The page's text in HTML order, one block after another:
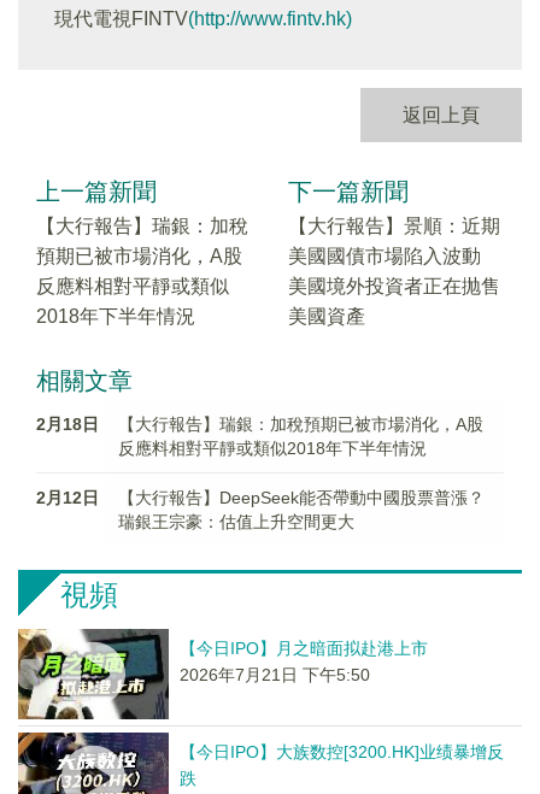
現代電視FINTV(http://www.fintv.hk)
返回上頁
上一篇新聞
【大行報告】瑞銀：加稅
預期已被市場消化，A股
反應料相對平靜或類似
2018年下半年情況
下一篇新聞
【大行報告】景順：近期
美國國債市場陷入波動
美國境外投資者正在抛售
美國資產
相關文章
2月18日
【大行報告】瑞銀：加稅預期已被市場消化，A股
反應料相對平靜或類似2018年下半年情況
2月12日
【大行報告】DeepSeek能否帶動中國股票普漲？
瑞銀王宗豪：估值上升空間更大
視頻
【今日IPO】月之暗面拟赴港上市
2026年7月21日 下午5:50
【今日IPO】大族数控[3200.HK]业绩暴增反
跌